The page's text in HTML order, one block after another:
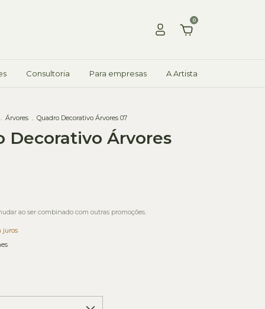
0
Consultoria Para empresas A Artista
. Árvores . Quadro Decorativo Árvores 07
Decorativo Árvores
ao ser combinado com outras promoções.
juros